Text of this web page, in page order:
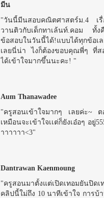
มีน
"วันนี้มีนสอบคณิตศาสตร์ม.4 เรื่
วานติวกับเด็กทาเล้นท์.คอม ทั้
ข้อสอบในวันนี้ได้!แบบได้ทุกข้อ
เลยนี่น่า ไงก็ต้องขอบคุณพี่ๆ ที่ส
ได้เข้าใจมากขึ้นนะคะ! "
Aum Thanawadee
"ครูสอนเข้าใจมากๆ เลยค่ะ~
เหมือนจะเข้าใจเเต่ก็ยังเอ๋อๆ อยู่
าาาาาา<3"
Dantrawan Kaenmoung
"ครูสอนมาตั้งแต่เปิดเทอมยันปิ
คลิปนี้ใม่ถึง 10 นาทีเข้าใจ การบ้